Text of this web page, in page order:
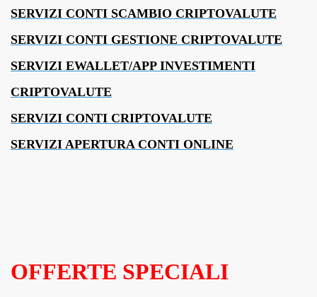
SERVIZI CONTI SCAMBIO CRIPTOVALUTE
SERVIZI CONTI GESTIONE CRIPTOVALUTE
SERVIZI EWALLET/APP INVESTIMENTI
CRIPTOVALUTE
SERVIZI CONTI CRIPTOVALUTE
SERVIZI APERTURA CONTI ONLINE
OFFERTE SPECIALI